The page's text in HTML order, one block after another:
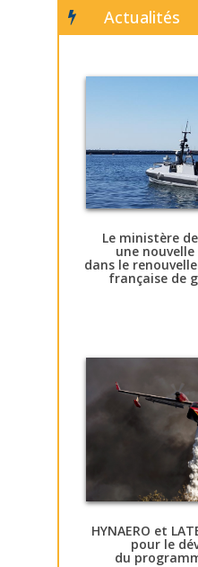
Actualités
Le ministère
une
dans le
française de
HYNAERO et
pour le
du